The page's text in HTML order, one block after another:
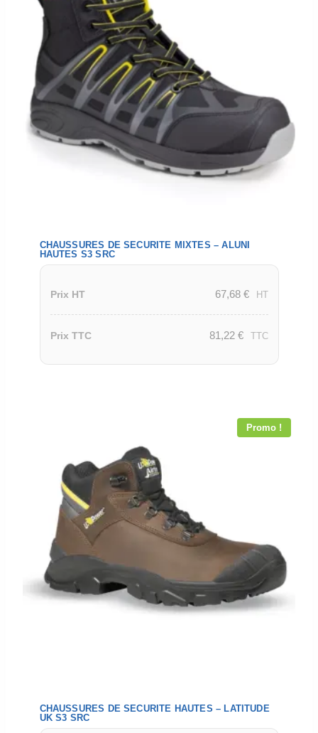
CHAUSSURES DE SECURITE MIXTES – ALUNI
HAUTES S3 SRC
Prix HT 67,68 € HT
Prix TTC 81,22 € TTC
Promo !
CHAUSSURES DE SECURITE HAUTES – LATITUDE
UK S3 SRC